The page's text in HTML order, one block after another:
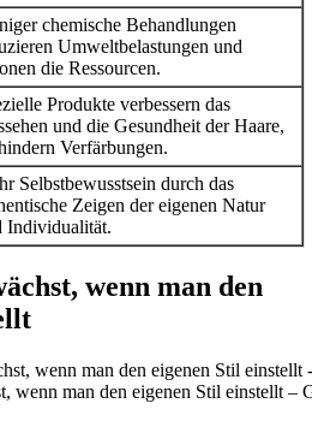
chemische Behandlungen
Umweltbelastungen und
die Ressourcen.
Produkte verbessern das
und die Gesundheit der Haare,
Verfärbungen.
Selbstbewusstsein durch das
Zeigen der eigenen Natur
Individualität.
wenn man den
wenn man den eigenen Stil einstellt